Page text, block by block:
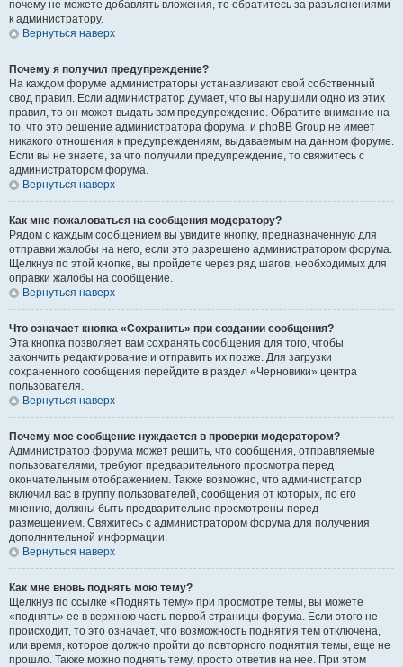
почему не можете добавлять вложения, то обратитесь за разъяснениями
к администратору.
Вернуться наверх
Почему я получил предупреждение?
На каждом форуме администраторы устанавливают свой собственный
свод правил. Если администратор думает, что вы нарушили одно из этих
правил, то он может выдать вам предупреждение. Обратите внимание на
то, что это решение администратора форума, и phpBB Group не имеет
никакого отношения к предупреждениям, выдаваемым на данном форуме.
Если вы не знаете, за что получили предупреждение, то свяжитесь с
администратором форума.
Вернуться наверх
Как мне пожаловаться на сообщения модератору?
Рядом с каждым сообщением вы увидите кнопку, предназначенную для
отправки жалобы на него, если это разрешено администратором форума.
Щелкнув по этой кнопке, вы пройдете через ряд шагов, необходимых для
оправки жалобы на сообщение.
Вернуться наверх
Что означает кнопка «Сохранить» при создании сообщения?
Эта кнопка позволяет вам сохранять сообщения для того, чтобы
закончить редактирование и отправить их позже. Для загрузки
сохраненного сообщения перейдите в раздел «Черновики» центра
пользователя.
Вернуться наверх
Почему мое сообщение нуждается в проверки модератором?
Администратор форума может решить, что сообщения, отправляемые
пользователями, требуют предварительного просмотра перед
окончательным отображением. Также возможно, что администратор
включил вас в группу пользователей, сообщения от которых, по его
мнению, должны быть предварительно просмотрены перед
размещением. Свяжитесь с администратором форума для получения
дополнительной информации.
Вернуться наверх
Как мне вновь поднять мою тему?
Щелкнув по ссылке «Поднять тему» при просмотре темы, вы можете
«поднять» ее в верхнюю часть первой страницы форума. Если этого не
происходит, то это означает, что возможность поднятия тем отключена,
или время, которое должно пройти до повторного поднятия темы, еще не
прошло. Также можно поднять тему, просто ответив на нее. При этом